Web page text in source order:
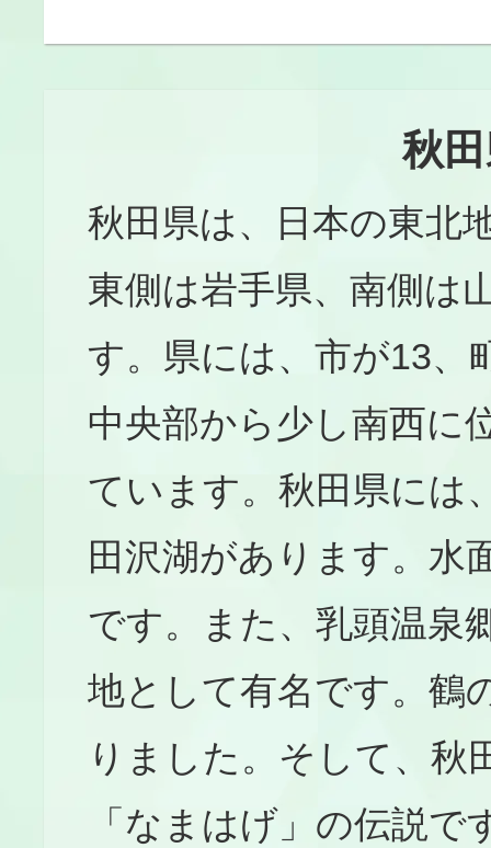
秋
秋田県は、日本の東北
東側は岩手県、南側は
す。県には、市が13、
中央部から少し南西に
ています。秋田県には
田沢湖があります。水
です。また、乳頭温泉
地として有名です。鶴
りました。そして、秋
「なまはげ」の伝説